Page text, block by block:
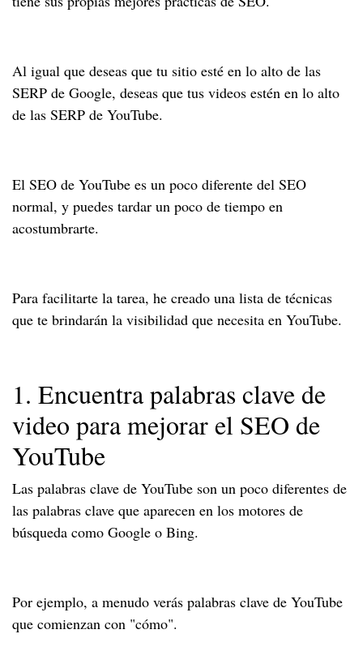
Al igual que deseas que tu sitio esté en lo alto de las
SERP de Google, deseas que tus videos estén en lo alto
de las SERP de YouTube.
El SEO de YouTube es un poco diferente del SEO
normal, y puedes tardar un poco de tiempo en
acostumbrarte.
Para facilitarte la tarea, he creado una lista de técnicas
que te brindarán la visibilidad que necesita en YouTube.
1. Encuentra palabras clave de
video para mejorar el SEO de
YouTube
Las palabras clave de YouTube son un poco diferentes de
las palabras clave que aparecen en los motores de
búsqueda como Google o Bing.
Por ejemplo, a menudo verás palabras clave de YouTube
que comienzan con "cómo".